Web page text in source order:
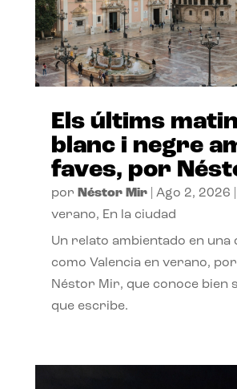
Els últims
blanc i negre
faves, por
por Néstor Mir| Ago 2, 2026
verano, En la ciudad
Un relato ambientado en una
como Valencia en verano,
Néstor Mir, que conoce bien
que escribe.